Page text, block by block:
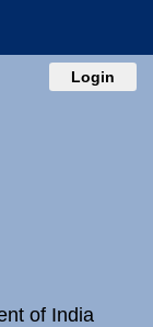
Login
of India